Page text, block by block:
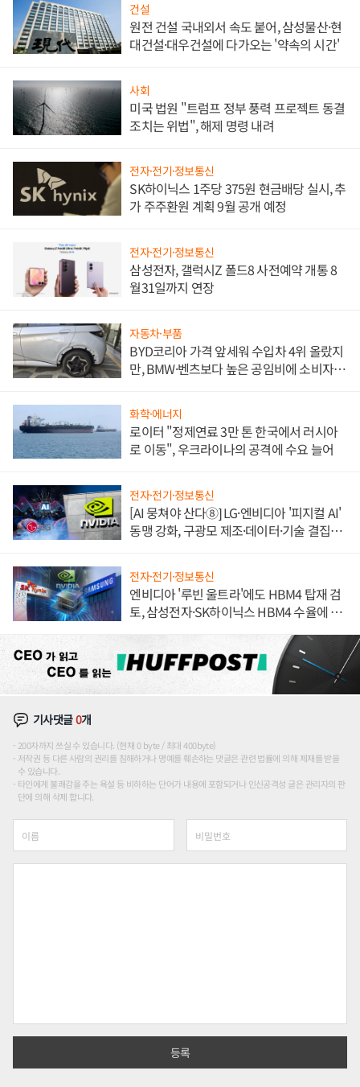
건설
원전 건설 국내외서 속도 붙어, 삼성물산·현
대건설·대우건설에 다가오는 '약속의 시간'
사회
미국 법원 "트럼프 정부 풍력 프로젝트 동결
조치는 위법", 해제 명령 내려
전자·전기·정보통신
SK하이닉스 1주당 375원 현금배당 실시, 추
가 주주환원 계획 9월 공개 예정
전자·전기·정보통신
삼성전자, 갤럭시Z 폴드8 사전예약 개통 8
월31일까지 연장
자동차·부품
BYD코리아 가격 앞세워 수입차 4위 올랐지
만, BMW·벤츠보다 높은 공임비에 소비자
화학·에너지
로이터 "정제연료 3만 톤 한국에서 러시아
로 이동", 우크라이나의 공격에 수요 늘어
전자·전기·정보통신
[AI 뭉쳐야 산다⑧] LG·엔비디아 '피지컬 AI'
동맹 강화, 구광모 제조·데이터·기술 결집
전자·전기·정보통신
엔비디아 '루빈 울트라'에도 HBM4 탑재 검
토, 삼성전자·SK하이닉스 HBM4 수율에 주
기사댓글0개
200자까지 쓰실 수 있습니다. (현재 0 byte / 최대 400byte)
저작권 등 다른 사람의 권리를 침해하거나 명예를 훼손하는 댓글은 관련 법률에 의해 제재를 받을
수 있습니다.
타인에게 불쾌감을 주는 욕설 등 비하하는 단어가 내용에 포함되거나 인신공격성 글은 관리자의 판
단에 의해 삭제 합니다.